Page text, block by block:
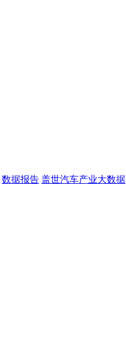
数据报告 盖世汽车产业大数据